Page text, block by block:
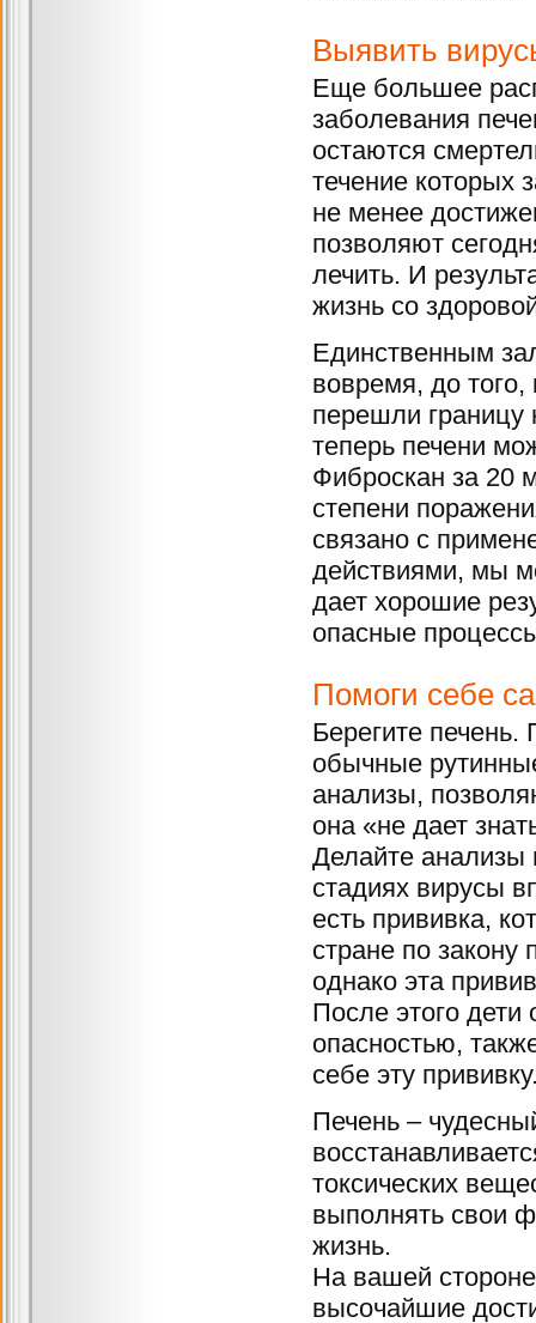
Выявить
Еще большее
заболевания
остаются
течение которых
не менее
позволяют
лечить. И
жизнь со
Единственным
вовремя, до
перешли границу
теперь печени
Фиброскан за 20
степени
связано с
действиями, мы
дает хорошие
опасные
Помоги себе
Берегите
обычные
анализы,
она «не дает
Делайте анализы
стадиях вирусы
есть прививка,
стране по
однако эта
После этого
опасностью,
себе эту
Печень –
токсических
выполнять свои
жизнь.
На вашей
высочайшие